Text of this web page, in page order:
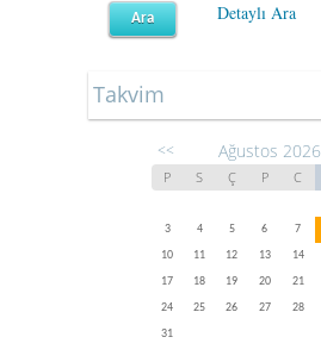
Detaylı Ara
Takvim
<< Ağustos 2026
P S Ç P C
3
4 5 6 7
10
11 12 13 14
17
18 19 20 21
24
25 26 27 28
31